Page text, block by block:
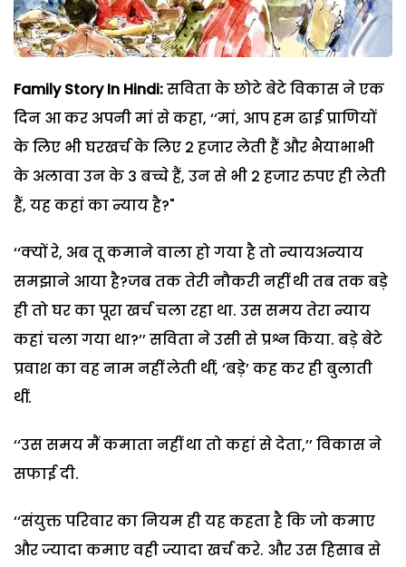
Family Story In Hindi:सविता के छोटे बेटे विकास ने एक
दिन आ कर अपनी मां से कहा, ‘‘मां, आप हम ढाई प्राणियों
के लिए भी घरखर्च के लिए 2 हजार लेती हैं और भैयाभाभी
के अलावा उन के 3 बच्चे हैं, उन से भी 2 हजार रुपए ही लेती
हैं, यह कहां का न्याय है?"
‘‘क्यों रे, अब तू कमाने वाला हो गया है तो न्यायअन्याय
समझाने आया है?जब तक तेरी नौकरी नहीं थी तब तक बड़े
ही तो घर का पूरा खर्च चला रहा था. उस समय तेरा न्याय
कहां चला गया था?’’ सविता ने उसी से प्रश्न किया. बड़े बेटे
प्रवाश का वह नाम नहीं लेती थीं, ‘बड़े’ कह कर ही बुलाती
थीं.
‘‘उस समय मैं कमाता नहीं था तो कहां से देता,’’ विकास ने
सफाई दी.
‘‘संयुक्त परिवार का नियम ही यह कहता है कि जो कमाए
और ज्यादा कमाए वही ज्यादा खर्च करे. और उस हिसाब से